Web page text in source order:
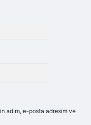
adım, e-posta adresim ve